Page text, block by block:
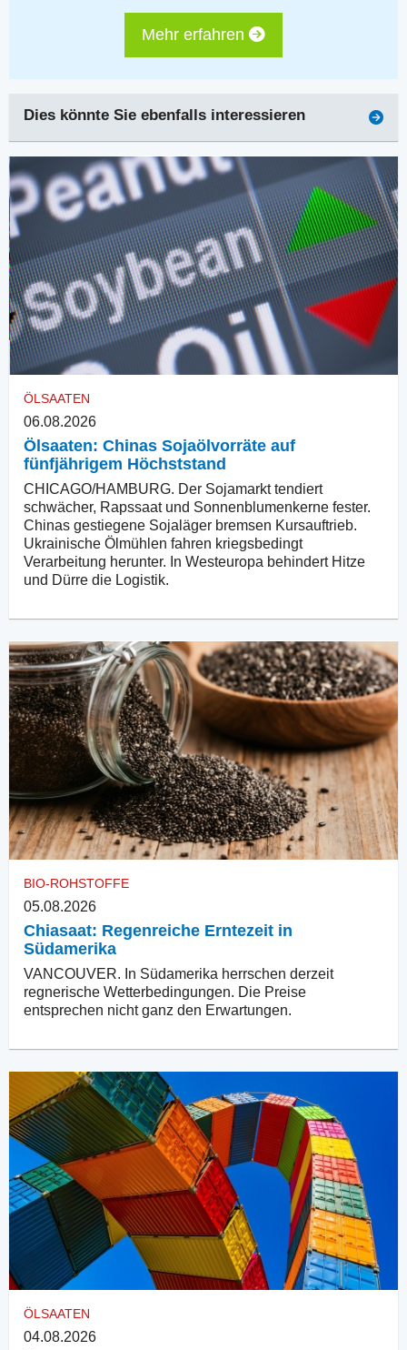
Mehr erfahren
Dies könnte Sie ebenfalls interessieren
ÖLSAATEN
06.08.2026
Ölsaaten: Chinas Sojaölvorräte auf
fünfjährigem Höchststand
CHICAGO/HAMBURG. Der Sojamarkt tendiert
schwächer, Rapssaat und Sonnenblumenkerne fester.
Chinas gestiegene Sojaläger bremsen Kursauftrieb.
Ukrainische Ölmühlen fahren kriegsbedingt
Verarbeitung herunter. In Westeuropa behindert Hitze
und Dürre die Logistik.
BIO-ROHSTOFFE
05.08.2026
Chiasaat: Regenreiche Erntezeit in
Südamerika
VANCOUVER. In Südamerika herrschen derzeit
regnerische Wetterbedingungen. Die Preise
entsprechen nicht ganz den Erwartungen.
ÖLSAATEN
04.08.2026